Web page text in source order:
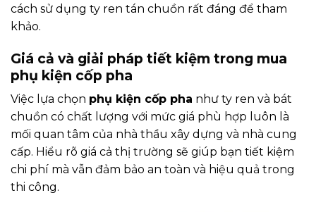
cách sử dụng ty ren tán chuồn rất đáng để tham
khảo.
Giá cả và giải pháp tiết kiệm trong mua
phụ kiện cốp pha
Việc lựa chọn phụ kiện cốp pha như ty ren và bát
chuồn có chất lượng với mức giá phù hợp luôn là
mối quan tâm của nhà thầu xây dựng và nhà cung
cấp. Hiểu rõ giá cả thị trường sẽ giúp bạn tiết kiệm
chi phí mà vẫn đảm bảo an toàn và hiệu quả trong
thi công.